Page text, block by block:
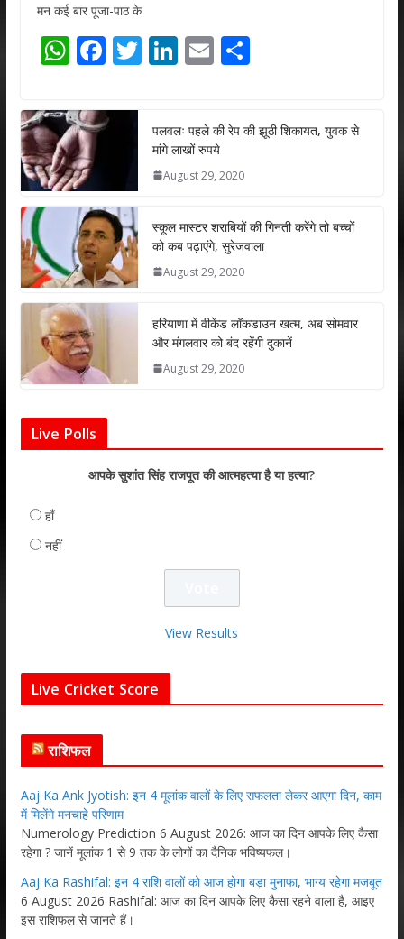
मन कई बार पूजा-पाठ के
W
at
s
A
p
p
F
e
b
o
k
T
er
Li
e
dI
n
E
l
S
e
पलवलः पहले की रेप की झूठी शिकायत, युवक से
मांगे लाखों रुपये
August 29, 2020
स्कूल मास्टर शराबियों की गिनती करेंगे तो बच्चों
को कब पढ़ाएंगे, सुरेजवाला
August 29, 2020
हरियाणा में वीकेंड लॉकडाउन खत्म, अब सोमवार
और मंगलवार को बंद रहेंगी दुकानें
August 29, 2020
Live Polls
आपके सुशांत सिंह राजपूत की आत्महत्या है या हत्या?
हाँ
नहीं
View Results
Live Cricket Score
राशिफल
Aaj Ka Ank Jyotish: इन 4 मूलांक वालों के लिए सफलता लेकर आएगा दिन, काम
में मिलेंगे मनचाहे परिणाम
Numerology Prediction 6 August 2026: आज का दिन आपके लिए कैसा
रहेगा ? जानें मूलांक 1 से 9 तक के लोगों का दैनिक भविष्यफल।
Aaj Ka Rashifal: इन 4 राशि वालों को आज होगा बड़ा मुनाफा, भाग्य रहेगा मजबूत
6 August 2026 Rashifal: आज का दिन आपके लिए कैसा रहने वाला है, आइए
इस राशिफल से जानते हैं।